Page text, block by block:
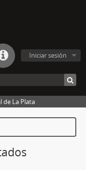
Iniciar sesión
de La Plata